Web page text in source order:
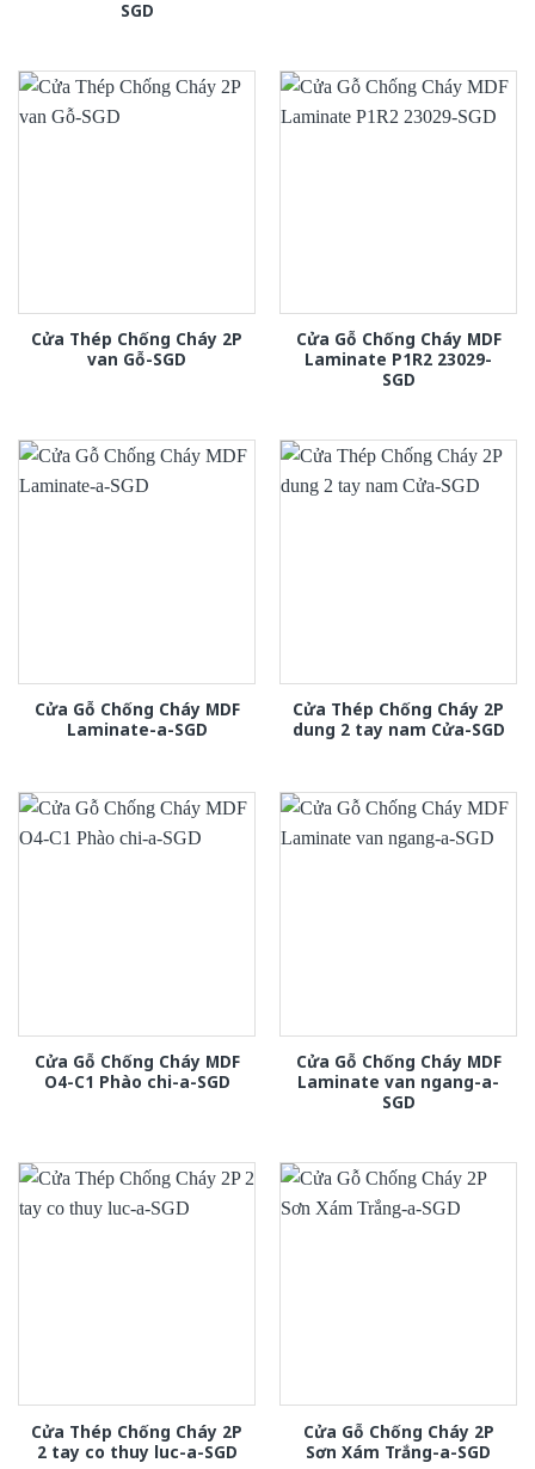
SGD
Cửa Thép Chống Cháy 2P
van Gỗ-SGD
Cửa Gỗ Chống Cháy MDF
Laminate P1R2 23029-
SGD
Cửa Gỗ Chống Cháy MDF
Laminate-a-SGD
Cửa Thép Chống Cháy 2P
dung 2 tay nam Cửa-SGD
Cửa Gỗ Chống Cháy MDF
O4-C1 Phào chi-a-SGD
Cửa Gỗ Chống Cháy MDF
Laminate van ngang-a-
SGD
Cửa Thép Chống Cháy 2P
2 tay co thuy luc-a-SGD
Cửa Gỗ Chống Cháy 2P
Sơn Xám Trắng-a-SGD